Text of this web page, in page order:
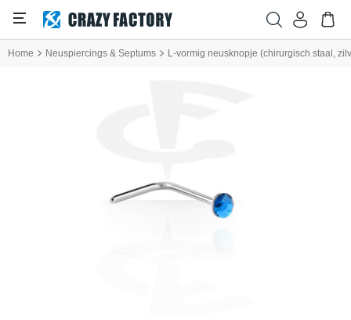
Home Neuspiercings & Septums L-vormig neusknopje (chirurgisch staal,